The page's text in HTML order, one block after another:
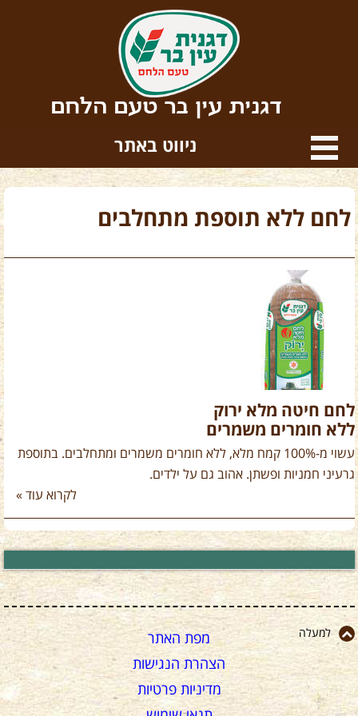
דגנית עין בר טעם הלחם
ניווט באתר
לחם ללא תוספת מתחלבים
לחם חיטה מלא ירוק
ללא חומרים משמרים
עשוי מ-100% קמח מלא, ללא חומרים משמרים ומתחלבים. בתוספת
גרעיני חמניות ופשתן. אהוב גם על ילדים.
לקרוא עוד »
למעלה
מפת האתר
הצהרת הנגישות
מדיניות פרטיות